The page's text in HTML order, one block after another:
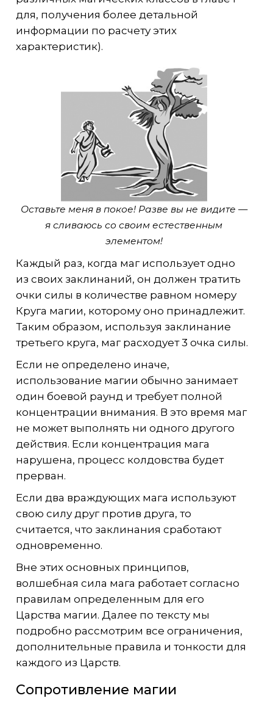
для, получения более детальной
информации по расчету этих
характеристик).
Оставьте меня в покое! Разве вы не видите —
я сливаюсь со своим естественным
элементом!
Каждый раз, когда маг использует одно
из своих заклинаний, он должен тратить
очки силы в количестве равном номеру
Круга магии, которому оно принадлежит.
Таким образом, используя заклинание
третьего круга, маг расходует 3 очка силы.
Если не определено иначе,
использование магии обычно занимает
один боевой раунд и требует полной
концентрации внимания. В это время маг
не может выполнять ни одного другого
действия. Если концентрация мага
нарушена, процесс колдовства будет
прерван.
Если два враждующих мага используют
свою силу друг против друга, то
считается, что заклинания сработают
одновременно.
Вне этих основных принципов,
волшебная сила мага работает согласно
правилам определенным для его
Царства магии. Далее по тексту мы
подробно рассмотрим все ограничения,
дополнительные правила и тонкости для
каждого из Царств.
Сопротивление магии